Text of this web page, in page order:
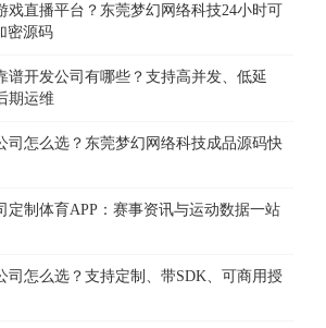
戏直播平台？东莞梦幻网络科技24小时可
密源码
谱开发公司有哪些？支持高并发、低延
期运维
司怎么选？东莞梦幻网络科技成品源码快
定制体育APP：赛事资讯与运动数据一站
司怎么选？支持定制、带SDK、可商用授